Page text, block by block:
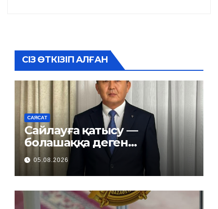
СІЗ ӨТКІЗІП АЛҒАН
САЯСАТ
Сайлауға қатысу —
болашаққа деген
жауапкершілік
05.08.2026